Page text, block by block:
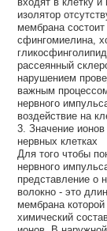
изолятор
мембрана
сфингомиелина,
рассеянный
нарушением
важным
нервного
воздействие на
3. Значение
нервных клетках
Для того чтобы
нервного
представление о
волокно - это
мембрана
химический